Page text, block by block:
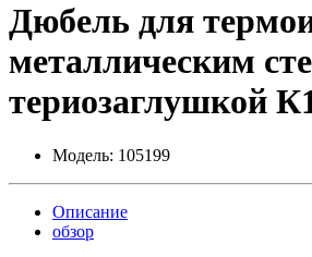
Дюбель для
металлическим
териозаглушкой
Модель: 105199
Описание
обзор